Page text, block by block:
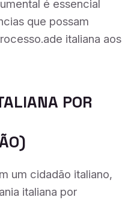
é essencial
que possam
italiana aos
POR
)
um cidadão italiano,
italiana por